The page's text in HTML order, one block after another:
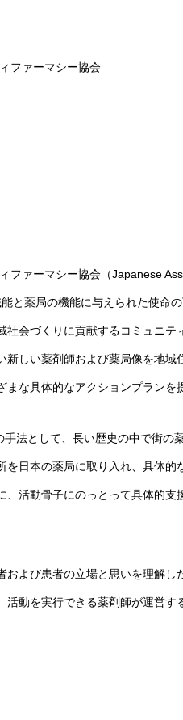
ファーマシー協会
ファーマシー協会（Japanese
と薬局の機能に与えられた使命
社会づくりに貢献するコミュニテ
新しい薬剤師および薬局像を地
な具体的なアクションプランを
法として、長い歴史の中で街の
を日本の薬局に取り入れ、具体
、活動骨子にのっとって具体的
および患者の立場と思いを理解
活動を実行できる薬剤師が運営